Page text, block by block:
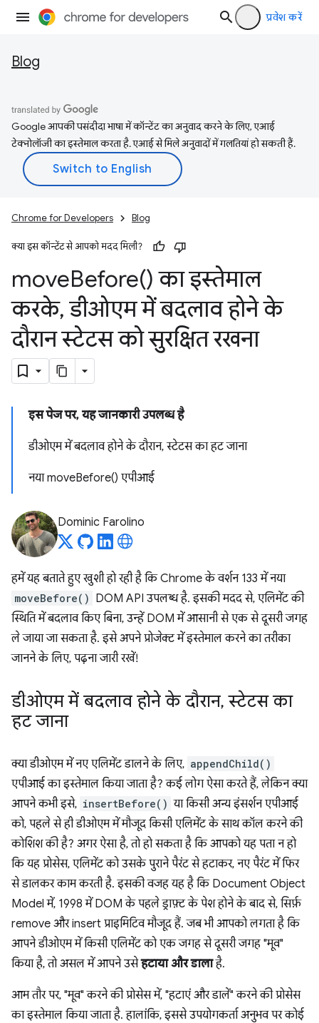
प्रवेश करें
Blog
Google आपकी पसंदीदा भाषा में कॉन्टेंट का अनुवाद करने के लिए, एआई
टेक्नोलॉजी का इस्तेमाल करता है. एआई से मिले अनुवादों में गलतियां हो सकती हैं.
Chrome for Developers Blog
क्या इस कॉन्टेंट से आपको मदद मिली?
moveBefore() का इस्तेमाल
करके, डीओएम में बदलाव होने के
दौरान स्टेटस को सुरक्षित रखना
इस पेज पर, यह जानकारी उपलब्ध है
डीओएम में बदलाव होने के दौरान, स्टेटस का हट जाना
नया moveBefore() एपीआई
Dominic Farolino
हमें यह बताते हुए खुशी हो रही है कि Chrome के वर्शन 133 में नया
moveBefore() DOM API उपलब्ध है. इसकी मदद से, एलिमेंट की
स्थिति में बदलाव किए बिना, उन्हें DOM में आसानी से एक से दूसरी जगह
ले जाया जा सकता है. इसे अपने प्रोजेक्ट में इस्तेमाल करने का तरीका
जानने के लिए, पढ़ना जारी रखें!
डीओएम में बदलाव होने के दौरान, स्टेटस का
हट जाना
क्या डीओएम में नए एलिमेंट डालने के लिए, appendChild()
एपीआई का इस्तेमाल किया जाता है? कई लोग ऐसा करते हैं, लेकिन क्या
आपने कभी इसे, insertBefore() या किसी अन्य इंसर्शन एपीआई
को, पहले से ही डीओएम में मौजूद किसी एलिमेंट के साथ कॉल करने की
कोशिश की है? अगर ऐसा है, तो हो सकता है कि आपको यह पता न हो
कि यह प्रोसेस, एलिमेंट को उसके पुराने पैरंट से हटाकर, नए पैरंट में फिर
से डालकर काम करती है. इसकी वजह यह है कि Document Object
Model में, 1998 में DOM के पहले ड्राफ़्ट के पेश होने के बाद से, सिर्फ़
remove और insert प्राइमिटिव मौजूद हैं. जब भी आपको लगता है कि
आपने डीओएम में किसी एलिमेंट को एक जगह से दूसरी जगह "मूव"
किया है, तो असल में आपने उसेहटाया और डालाहै.
आम तौर पर, "मूव" करने की प्रोसेस में, "हटाएं और डालें" करने की प्रोसेस
का इस्तेमाल किया जाता है. हालांकि, इससे उपयोगकर्ता अनुभव पर कोई